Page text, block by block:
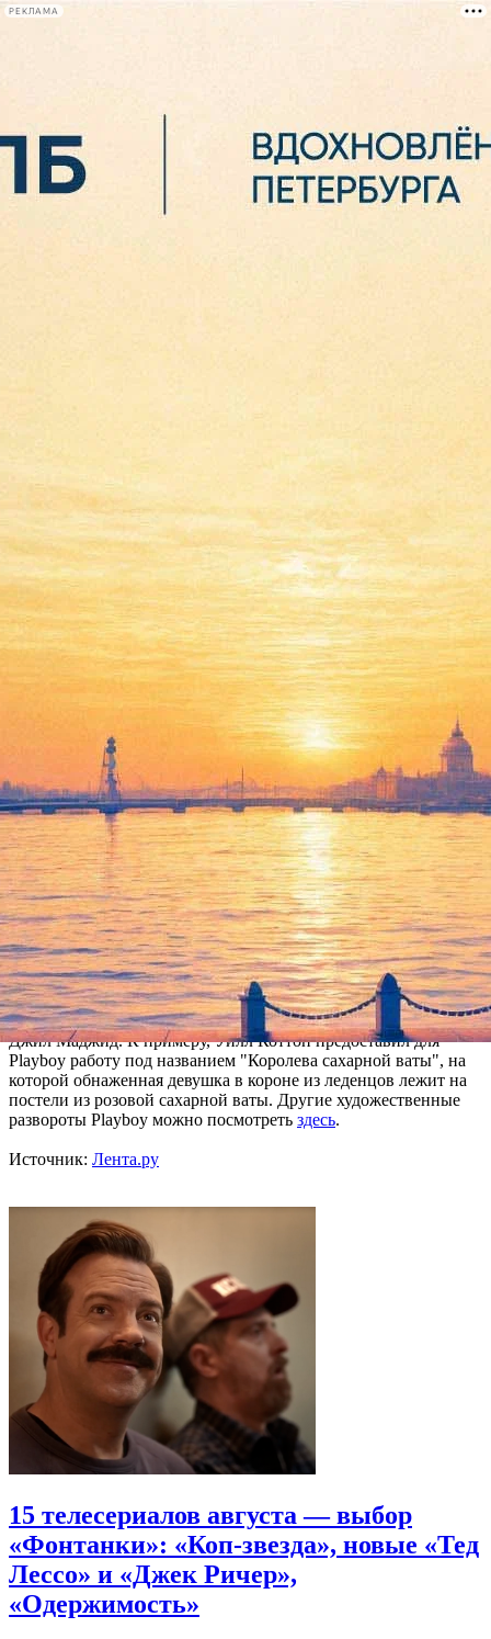
РЕКЛАМА
Сегодня:
Playboy заменит обнаженные
фото обнаженкой в
современном искусстве
25 декабря 2012, 17:54 Версия для печати
Журнал Playboy в 2013 году впервые выпустит номер, в
котором развороты с обнаженными женщинами будут
заменены работами современных художников,
раскрывающими "человеческую этику и политическую
подоплеку устройства общества". Playboy с работами
современных художников выйдет сдвоенным выпуском - за
январь-февраль. Об этом сообщает The Independent.
Работы для номера под названием "Плеймейт как искусство"
("плеймейт" в терминологии Playboy - девушка на развороте
журнала) предоставили семь художников, среди которых
Трейси Эмин, Синди Шерман, Уилл Коттон, Ричард Принс и
Джил Маджид. К примеру, Уилл Коттон предоставил для
Playboy работу под названием "Королева сахарной ваты", на
которой обнаженная девушка в короне из леденцов лежит на
постели из розовой сахарной ваты. Другие художественные
развороты Playboy можно посмотреть здесь.
Источник: Лента.ру
15 телесериалов августа — выбор
«Фонтанки»: «Коп-звезда», новые «Тед
Лессо» и «Джек Ричер»,
«Одержимость»